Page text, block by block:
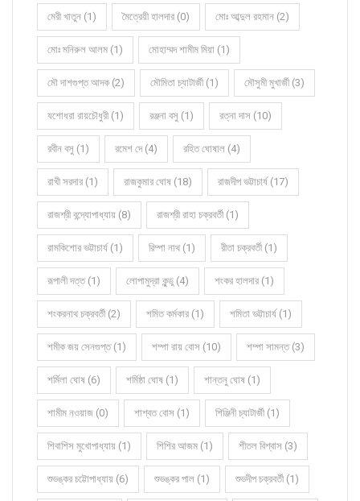
মেরী খাতুন (1) মৈত্রেয়ী হালদার (0) মোঃ আব্দুল রহমান (2)
মোঃ মনিরুল আলম (1) মোহাম্মদ শামীম মিয়া (1)
মৌ দাশগুপ্ত আদক (2) মৌমিতা চ্যাটার্জী (1) মৌসুমী মুখার্জী (3)
যশোধরা রায়চৌধুরী (1) রঞ্জনা বসু (1) রত্না দাস (10)
রবীন বসু (1) রমেশ দে (4) রহিত ঘোষাল (4)
রাখী সরদার (1) রাজকুমার ঘোষ (18) রাজদীপ ভট্টাচার্য (17)
রাজশ্রী বন্দ্যোপাধ্যায় (8) রাজশ্রী রাহা চক্রবর্তী (1)
রামকিশোর ভট্টাচার্য (1) রিম্পা নাথ (1) রীতা চক্রবর্তী (1)
রূপালী দত্ত (1) লোপামুদ্রা কুন্ডু (4) শংকর হালদার (1)
শংকরনাথ চক্রবর্তী (2) শমিত কর্মকার (1) শমিতা ভট্টাচার্য (1)
শমীক জয় সেনগুপ্ত (1) শম্পা রায় বোস (10) শম্পা সামন্ত (3)
শর্মিলা ঘোষ (6) শর্মিষ্ঠা ঘোষ (1) শান্তনু ঘোষ (1)
শামীম নওয়াজ (0) শাশ্বত বোস (1) শিঞ্জিনী চ্যাটার্জী (1)
শিবাশিস মুখোপাধ্যায় (1) শিশির আজম (1) শীতল বিশ্বাস (3)
শুভঙ্কর চট্টোপাধ্যায় (6) শুভঙ্কর পাল (1) শুভদীপ চক্রবর্তী (1)